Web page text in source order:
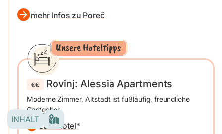
mehr Infos zu Poreč
Unsere Hoteltipps
Rovinj: Alessia Apartments
Moderne Zimmer, Altstadt ist fußläufig, freundliche
Gastgeber
zum Hotel
INHALT